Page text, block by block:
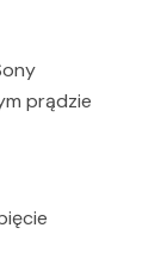
prądzie